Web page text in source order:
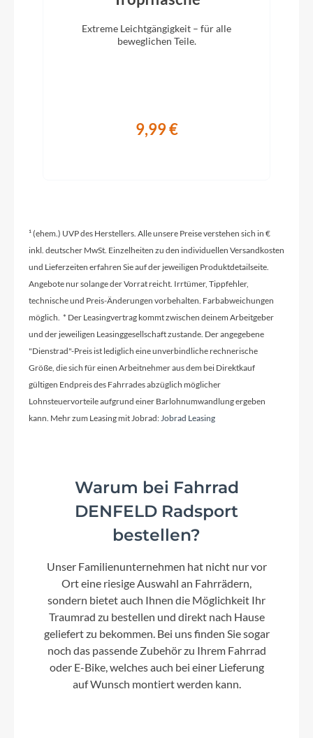
KTM Line UP3 adjust. 0-90°
Sattelklemme
KTM Line JD-SC99 - 34,9mm
Griffe
Ergon GP1 SD
Ladegerät
Schaltwerk
Shimano Acera 8-fach
Aluminium
Kurbelgarnitur
KTM E-LINE BNI 170mm Q16
Kassette
Extreme Leichtgängigkeit – für alle
beweglichen Teile.
9,99 €
¹ (ehem.) UVP des Herstellers. Alle unsere Preise verstehen sich in €
inkl. deutscher MwSt. Einzelheiten zu den individuellen Versandkosten
und Lieferzeiten erfahren Sie auf der jeweiligen Produktdetailseite.
Angebote nur solange der Vorrat reicht. Irrtümer, Tippfehler,
technische und Preis-Änderungen vorbehalten. Farbabweichungen
möglich. * Der Leasingvertrag kommt zwischen deinem Arbeitgeber
und der jeweiligen Leasinggesellschaft zustande. Der angegebene
"Dienstrad"-Preis ist lediglich eine unverbindliche rechnerische
Größe, die sich für einen Arbeitnehmer aus dem bei Direktkauf
gültigen Endpreis des Fahrrades abzüglich möglicher
Lohnsteuervorteile aufgrund einer Barlohnumwandlung ergeben
kann. Mehr zum Leasing mit Jobrad:Jobrad Leasing
Warum bei Fahrrad
DENFELD Radsport
bestellen?
Unser Familienunternehmen hat nicht nur vor
Ort eine riesige Auswahl an Fahrrädern,
sondern bietet auch Ihnen die Möglichkeit Ihr
Traumrad zu bestellen und direkt nach Hause
geliefert zu bekommen. Bei uns finden Sie sogar
noch das passende Zubehör zu Ihrem Fahrrad
oder E-Bike, welches auch bei einer Lieferung
auf Wunsch montiert werden kann.